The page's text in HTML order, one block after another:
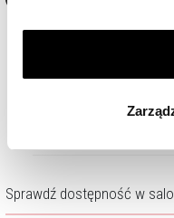
przez nas plików
korzystamy. Możesz
Zegarek męski Aztorin
Sprawdź dostępność w